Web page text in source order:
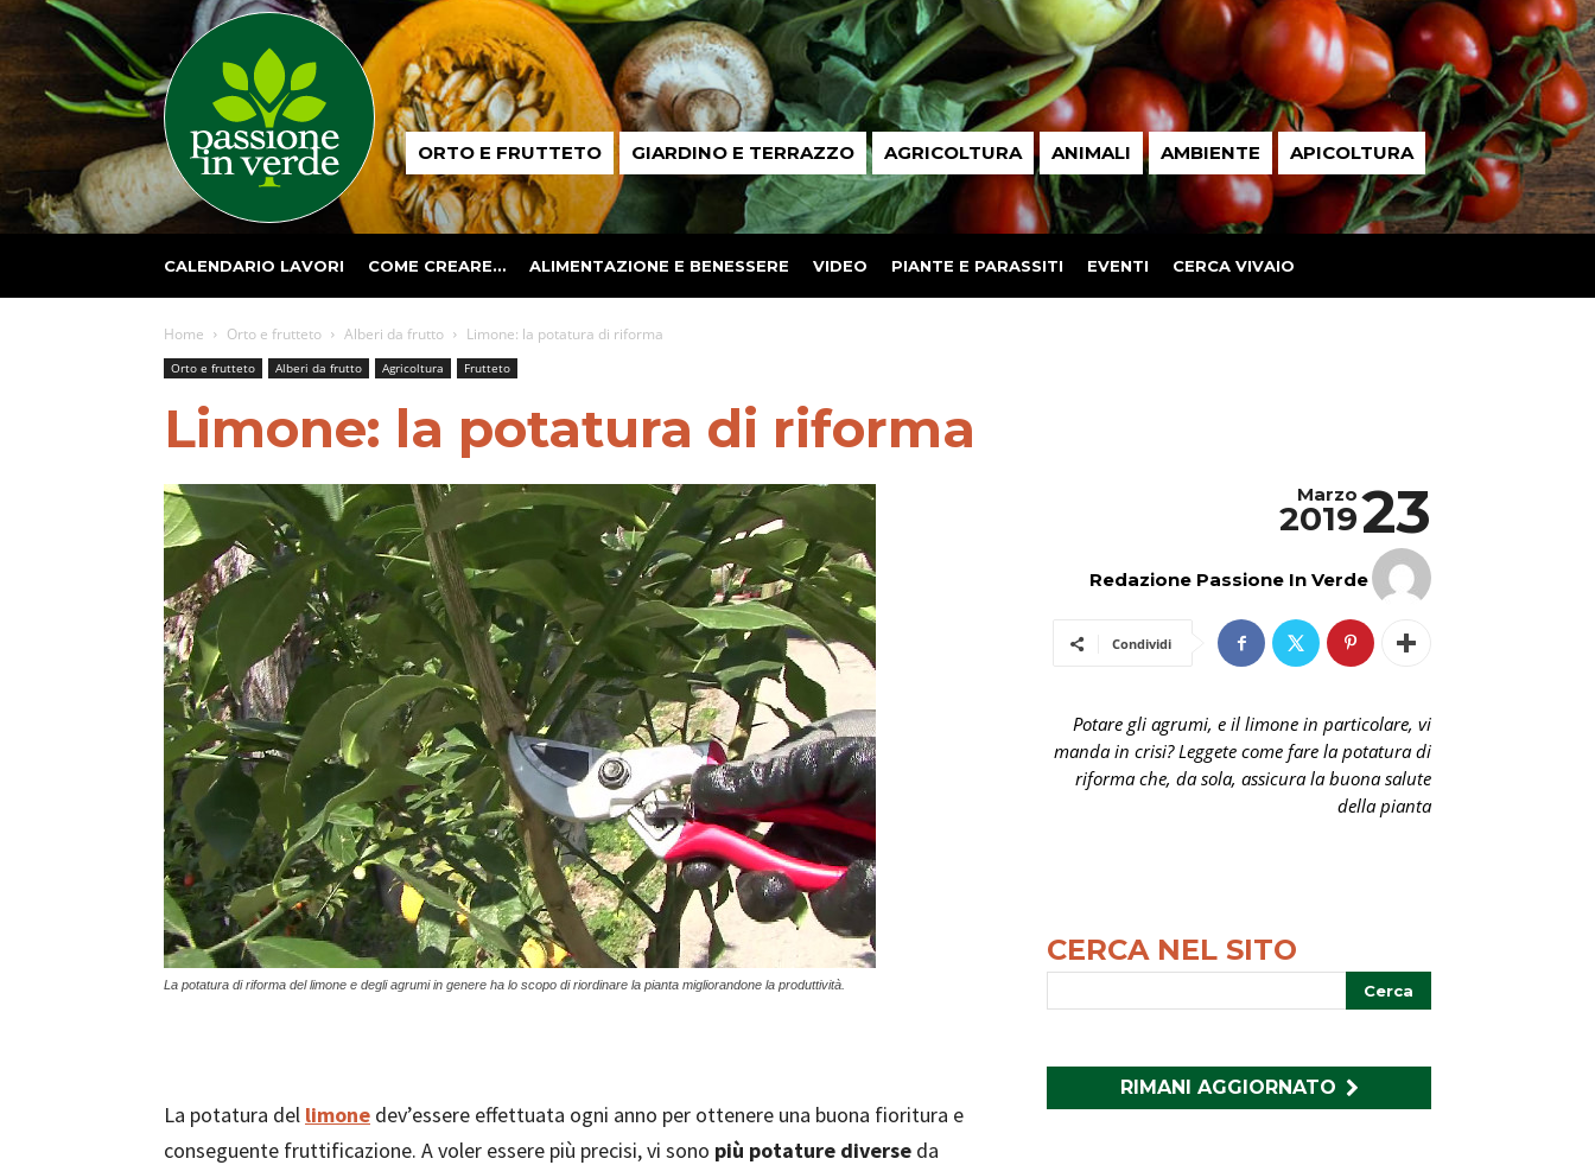
Passione
in ORTO E FRUTTETO GIARDINO E TERRAZZO AGRICOLTURA ANIMALI AMBIENTE APICOLTURA
CALENDARIO LAVORI COME CREARE… ALIMENTAZIONE E BENESSERE VIDEO PIANTE E PARASSITI EVENTI CERCA VIVAIO
Home Orto e frutteto Alberi da frutto Limone: la potatura di riforma
Orto e frutteto Alberi da frutto Agricoltura Frutteto
Limone: la potatura di riforma
La potatura di riforma del limone e degli agrumi in genere ha lo scopo di riordinare la pianta migliorandone la produttività.
La potatura del limone dev’essere effettuata ogni anno per ottenere una buona fioritura e
conseguente fruttificazione. A voler essere più precisi, vi sono più potature diverse da
23
Marzo
2019
Redazione Passione In Verde
Condividi
Potare gli agrumi, e il limone in particolare, vi
manda in crisi? Leggete come fare la potatura di
riforma che, da sola, assicura la buona salute
della pianta
CERCA NEL SITO
RIMANI AGGIORNATO